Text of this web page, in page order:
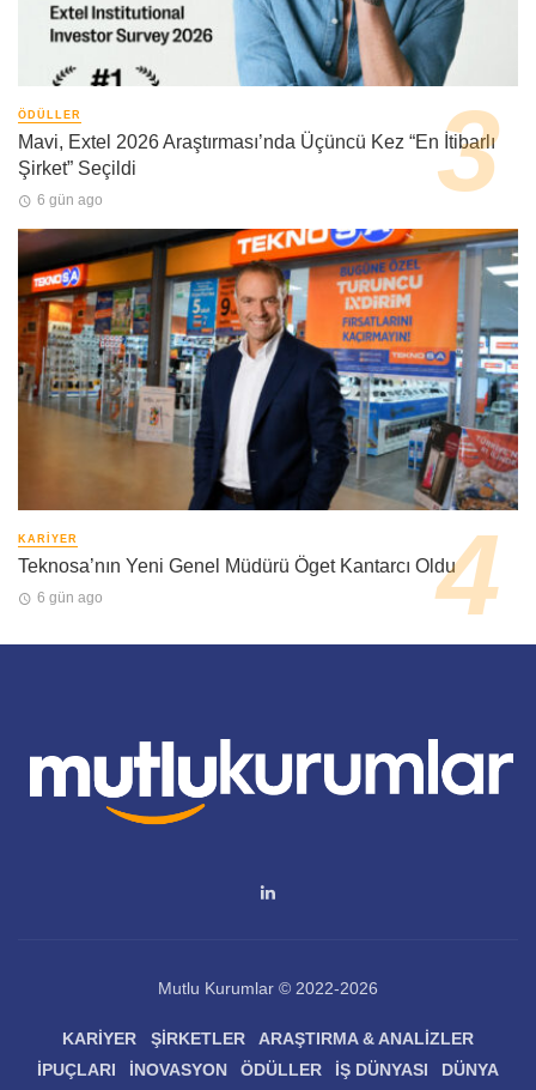
ÖDÜLLER
Mavi, Extel 2026 Araştırması’nda Üçüncü Kez “En İtibarlı
Şirket” Seçildi
6 gün ago
KARIYER
Teknosa’nın Yeni Genel Müdürü Öget Kantarcı Oldu
6 gün ago
Mutlu Kurumlar © 2022-2026
KARIYER ŞIRKETLER
ARAŞTIRMA & ANALIZLER
İPUÇLARI
İNOVASYON ÖDÜLLER İŞ DÜNYASI DÜNYA